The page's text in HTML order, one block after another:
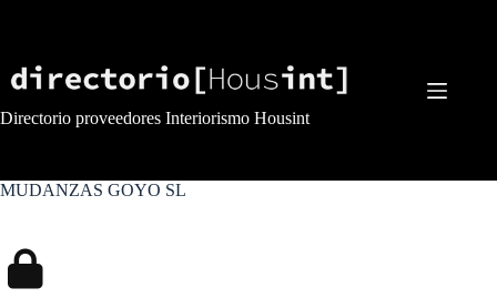
Directorio proveedores Interiorismo Housint
MUDANZAS GOYO SL